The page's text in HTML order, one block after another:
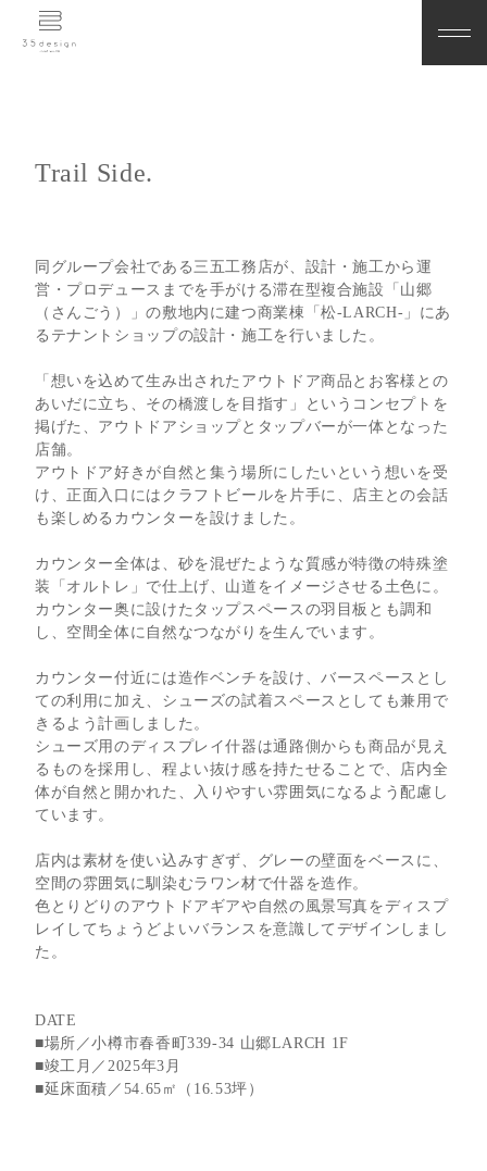
Trail Side.
同グループ会社である三五工務店が、設計・施工から運
営・プロデュースまでを手がける滞在型複合施設「山郷
（さんごう）」の敷地内に建つ商業棟「松-LARCH-」にあ
るテナントショップの設計・施工を行いました。
「想いを込めて生み出されたアウトドア商品とお客様との
あいだに立ち、その橋渡しを目指す」というコンセプトを
掲げた、アウトドアショップとタップバーが一体となった
店舗。
アウトドア好きが自然と集う場所にしたいという想いを受
け、正面入口にはクラフトビールを片手に、店主との会話
も楽しめるカウンターを設けました。
カウンター全体は、砂を混ぜたような質感が特徴の特殊塗
装「オルトレ」で仕上げ、山道をイメージさせる土色に。
カウンター奥に設けたタップスペースの羽目板とも調和
し、空間全体に自然なつながりを生んでいます。
カウンター付近には造作ベンチを設け、バースペースとし
ての利用に加え、シューズの試着スペースとしても兼用で
きるよう計画しました。
シューズ用のディスプレイ什器は通路側からも商品が見え
るものを採用し、程よい抜け感を持たせることで、店内全
体が自然と開かれた、入りやすい雰囲気になるよう配慮し
ています。
店内は素材を使い込みすぎず、グレーの壁面をベースに、
空間の雰囲気に馴染むラワン材で什器を造作。
色とりどりのアウトドアギアや自然の風景写真をディスプ
レイしてちょうどよいバランスを意識してデザインしまし
た。
DATE
■場所／小樽市春香町339-34 山郷LARCH 1F
■竣工月／2025年3月
■延床面積／54.65㎡（16.53坪）